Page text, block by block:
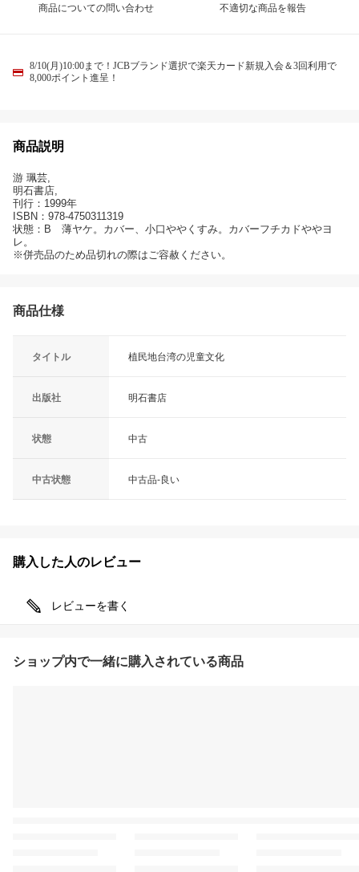
商品についての問い合わせ 不適切な商品を報告
8/10(月)10:00まで！JCBブランド選択で楽天カード新規入会＆3回利用で
8,000ポイント進呈！
商品説明
游 珮芸,
明石書店,
刊行：1999年
ISBN：978-4750311319
状態：B 薄ヤケ。カバー、小口ややくすみ。カバーフチカドややヨ
レ。
※併売品のため品切れの際はご容赦ください。
商品仕様
タイトル 植民地台湾の児童文化
出版社 明石書店
状態 中古
中古状態 中古品-良い
購入した人のレビュー
レビューを書く
ショップ内で一緒に購入されている商品